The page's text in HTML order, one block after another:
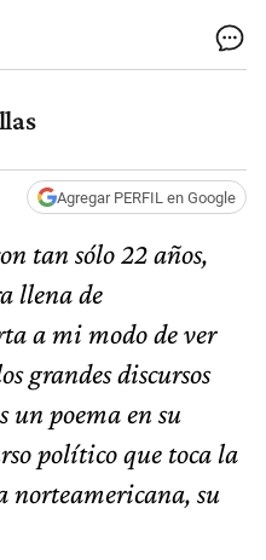
Agregar PERFIL en Google
tan sólo 22 años,
llena de
a mi modo de ver
grandes discursos
un poema en su
político que toca la
norteamericana, su